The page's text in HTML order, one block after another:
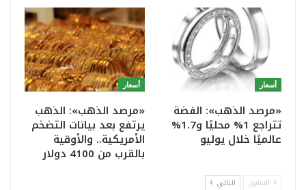
أسعار
«مرصد الذهب»: الفضة
تتراجع 1% محليًا و1.7%
عالميًا خلال يوليو
أسعار
«مرصد الذهب»: الذهب
يرتفع بعد بيانات التضخم
الأمريكية.. والأوقية
بالقرب من 4100 دولار
السابق التالي